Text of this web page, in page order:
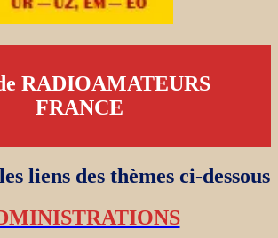
RADIOAMATEURS
FRANCE
liens des thèmes ci-dessous